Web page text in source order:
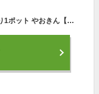
チョコボール サッカーボールチョコ 100個入り1ポット やおきん【駄菓子】サッカー少年に